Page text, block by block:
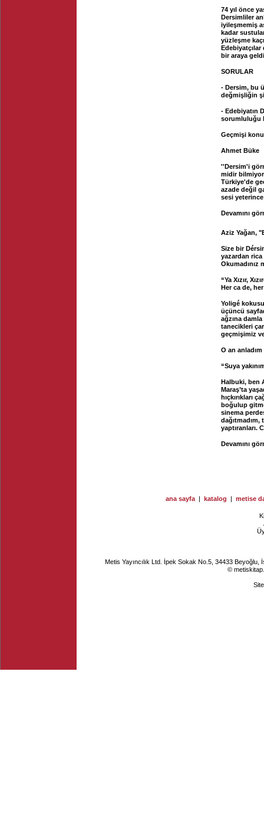
74 yıl önce
Dersimliler
iyileşmemiş
kadar
yüzleşme
Edebiyatçılar
bir araya
SORULAR
- Dersim, bu
değmişliğin
- Edebiyatın
sorumluluğu
Geçmişi
Ahmet Büke
''Dersim'i
midir
Türkiye'de
azade değil
sesi
Devamını
Aziz Yağan,
Size bir
yazardan
Okumadınız
“Ya Xızır,
Her ca de,
Yoligé
üçüncü
ağzına
tanecikleri
geçmişimiz
O an
“Suya
Halbuki, ben
Maraş’ta
hıçkırıkları
boğulup
sinema
dağıtmadım,
yaptıranları.
Devamını
ana sayfa | katalog | metise
Metis Yayıncılık Ltd. İpek Sokak No.5, 34433
©